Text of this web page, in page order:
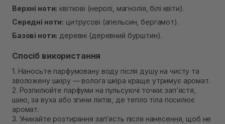
Верхні ноти: квіткові (неролі, магнолія, білі квіти).
Середні ноти: цитрусові (апельсин, бергамот).
Базові ноти: деревні (деревний бурштин).
Спосіб використання
1. Наносьте парфумовану воду після душу на чисту та
зволожену шкіру — волога шкіра краще утримує аромат.
2. Розпилюйте парфуми на пульсуючі точки: зап’ястя,
шию, за вуха або згини ліктів, де тепло тіла посилює
аромат.
3. Уникайте розтирання зап’ясть після нанесення, щоб не